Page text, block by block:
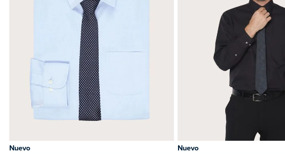
Nuevo Nuevo